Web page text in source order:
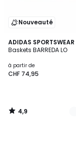
Nouveauté
ADIDAS SPORTSWEAR
Baskets BARREDA LO
à partir de
CHF 74,95
4,9
/ 5
2
Couleurs
4,9
/